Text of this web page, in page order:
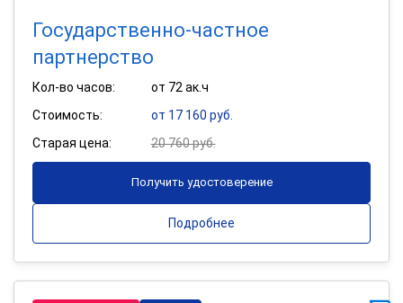
Государственно-частное
партнерство
Кол-во часов:
от 72 ак.ч
Стоимость:
от 17 160 руб.
Старая цена:
20 760 руб.
Получить удостоверение
Подробнее